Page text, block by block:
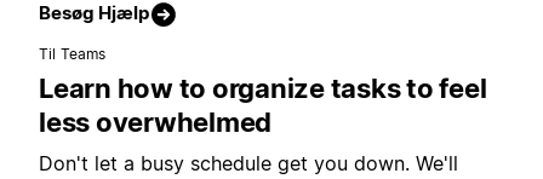
Besøg Hjælp
Til Teams
Learn how to organize tasks to feel
less overwhelmed
Don't let a busy schedule get you down. We'll